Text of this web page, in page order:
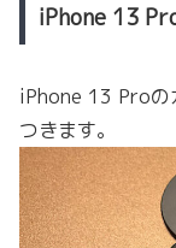
iPhone 13
iPhone 13 Proの
つきます。